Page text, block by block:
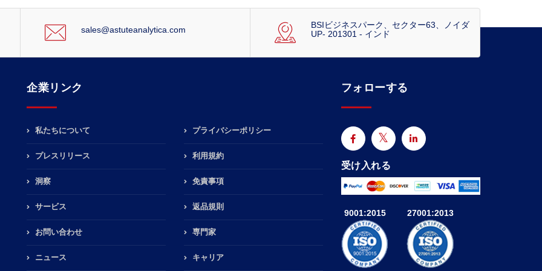
sales@astuteanalytica.com
BSIビジネスパーク、セクター63、ノイダ
UP- 201301 - インド
企業リンク
私たちについて
プレスリリース
洞察
サービス
お問い合わせ
ニュース
プライバシーポリシー
利用規約
免責事項
返品規則
専門家
キャリア
フォローする
受け入れる
9001:2015 27001:2013